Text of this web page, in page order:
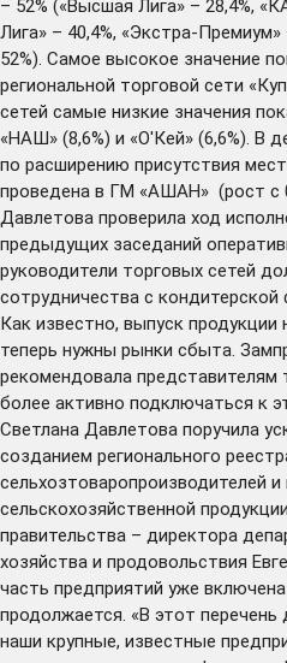
– 52% («Высшая Лига» – 28,4%,
Лига» – 40,4%, «Экстра-
52%). Самое высокое значение
региональной торговой сети
сетей самые низкие значения
«НАШ» (8,6%) и «О′Кей» (6,6%). В
по расширению присутствия
проведена в ГМ «АШАН» (рост с
Давлетова проверила ход
предыдущих заседаний
руководители торговых сетей
сотрудничества с кондитерской
Как известно, выпуск продукции
теперь нужны рынки сбыта.
рекомендовала представителям
более активно подключаться к
Светлана Давлетова поручила
созданием регионального
сельхозтоваропроизводителей
сельскохозяйственной
правительства – директора
хозяйства и продовольствия
часть предприятий уже
продолжается. «В этот
наши крупные, известные